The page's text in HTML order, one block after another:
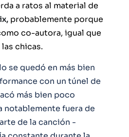
a ratos al material de
probablemente porque
co-autora, igual que
chicas.
se quedó en más bien
con un túnel de
más bien poco
notablemente fuera de
de la canción -